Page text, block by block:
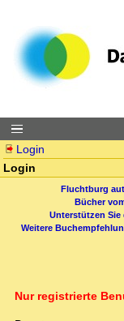
Login
Login
Fluchtburg
Bücher
Unterstützen Sie
Weitere
Nur registrierte